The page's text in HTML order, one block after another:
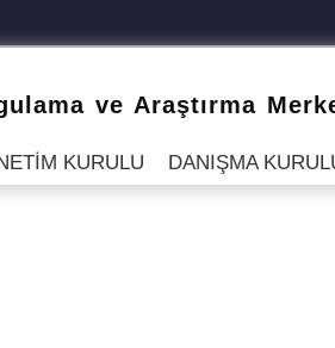
ve Araştırma
KURULU DANIŞMA